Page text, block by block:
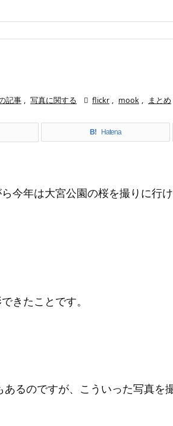
記事 , 写真に関する  flickr , mook , まとめ
B! Hatena
今年は大宮公園の桜を撮りに行
きたことです。
るのですが、こういった写真を